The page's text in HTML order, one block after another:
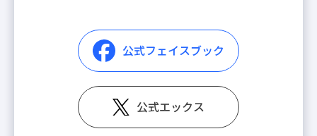
公式フェイスブック
公式エックス